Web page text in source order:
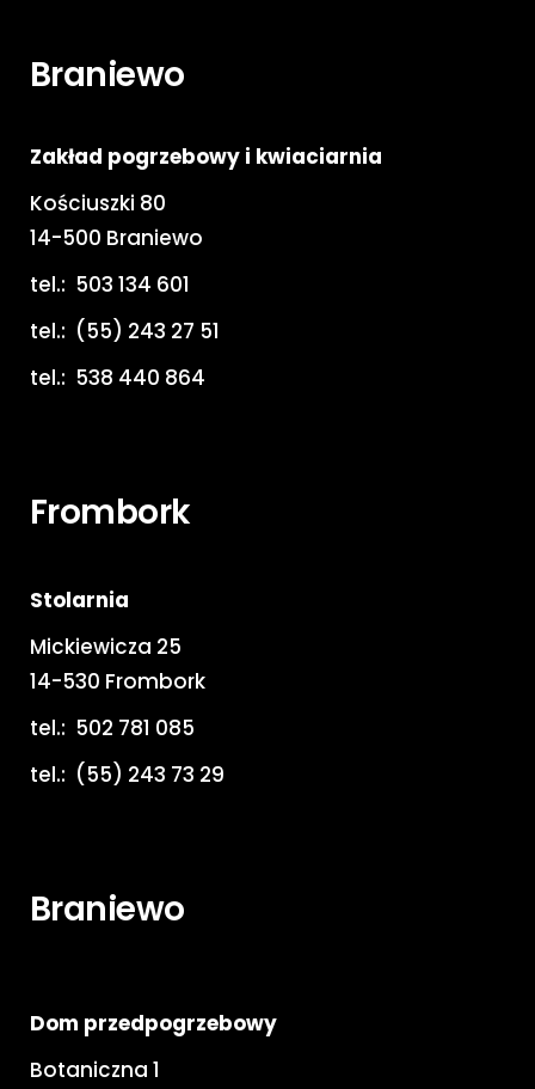
Braniewo
Zakład pogrzebowy i kwiaciarnia
Kościuszki 80
14-500 Braniewo
tel.: 503 134 601
tel.: (55) 243 27 51
tel.: 538 440 864
Frombork
Stolarnia
Mickiewicza 25
14-530 Frombork
tel.: 502 781 085
tel.: (55) 243 73 29
Braniewo
Dom przedpogrzebowy
Botaniczna 1